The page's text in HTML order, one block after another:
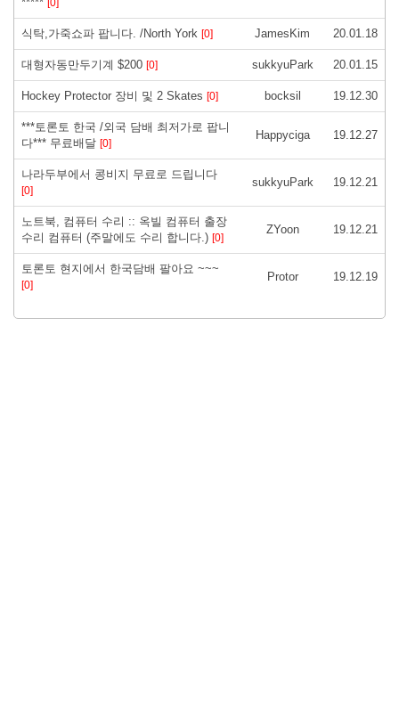
식탁,가죽쇼파 팝니다. /North York [0] JamesKim 20.01.18
대형자동만두기계 $200 [0] sukkyuPark 20.01.15
Hockey Protector 장비 및 2 Skates [0] bocksil 19.12.30
***토론토 한국 /외국 담배 최저가로 팝니
다*** 무료배달 [0]
Happyciga 19.12.27
나라두부에서 콩비지 무료로 드립니다
[0]
sukkyuPark 19.12.21
노트북, 컴퓨터 수리 :: 옥빌 컴퓨터 출장
수리 컴퓨터 (주말에도 수리 합니다.) [0]
ZYoon 19.12.21
토론토 현지에서 한국담배 팔아요 ~~~
[0]
Protor 19.12.19